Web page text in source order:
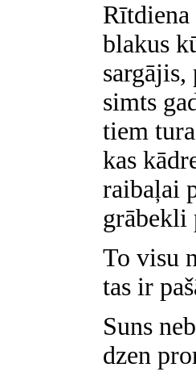
blakus
sargājis,
simts
tiem
kas
raibaļai
grābekli
To visu
tas ir
Suns
dzen